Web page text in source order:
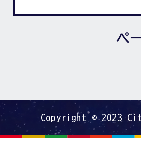
ペ
Copyright © 2023